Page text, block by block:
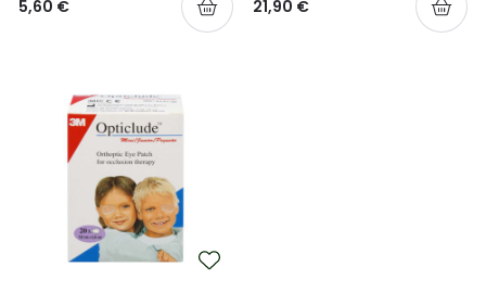
5,60 € 21,90 €